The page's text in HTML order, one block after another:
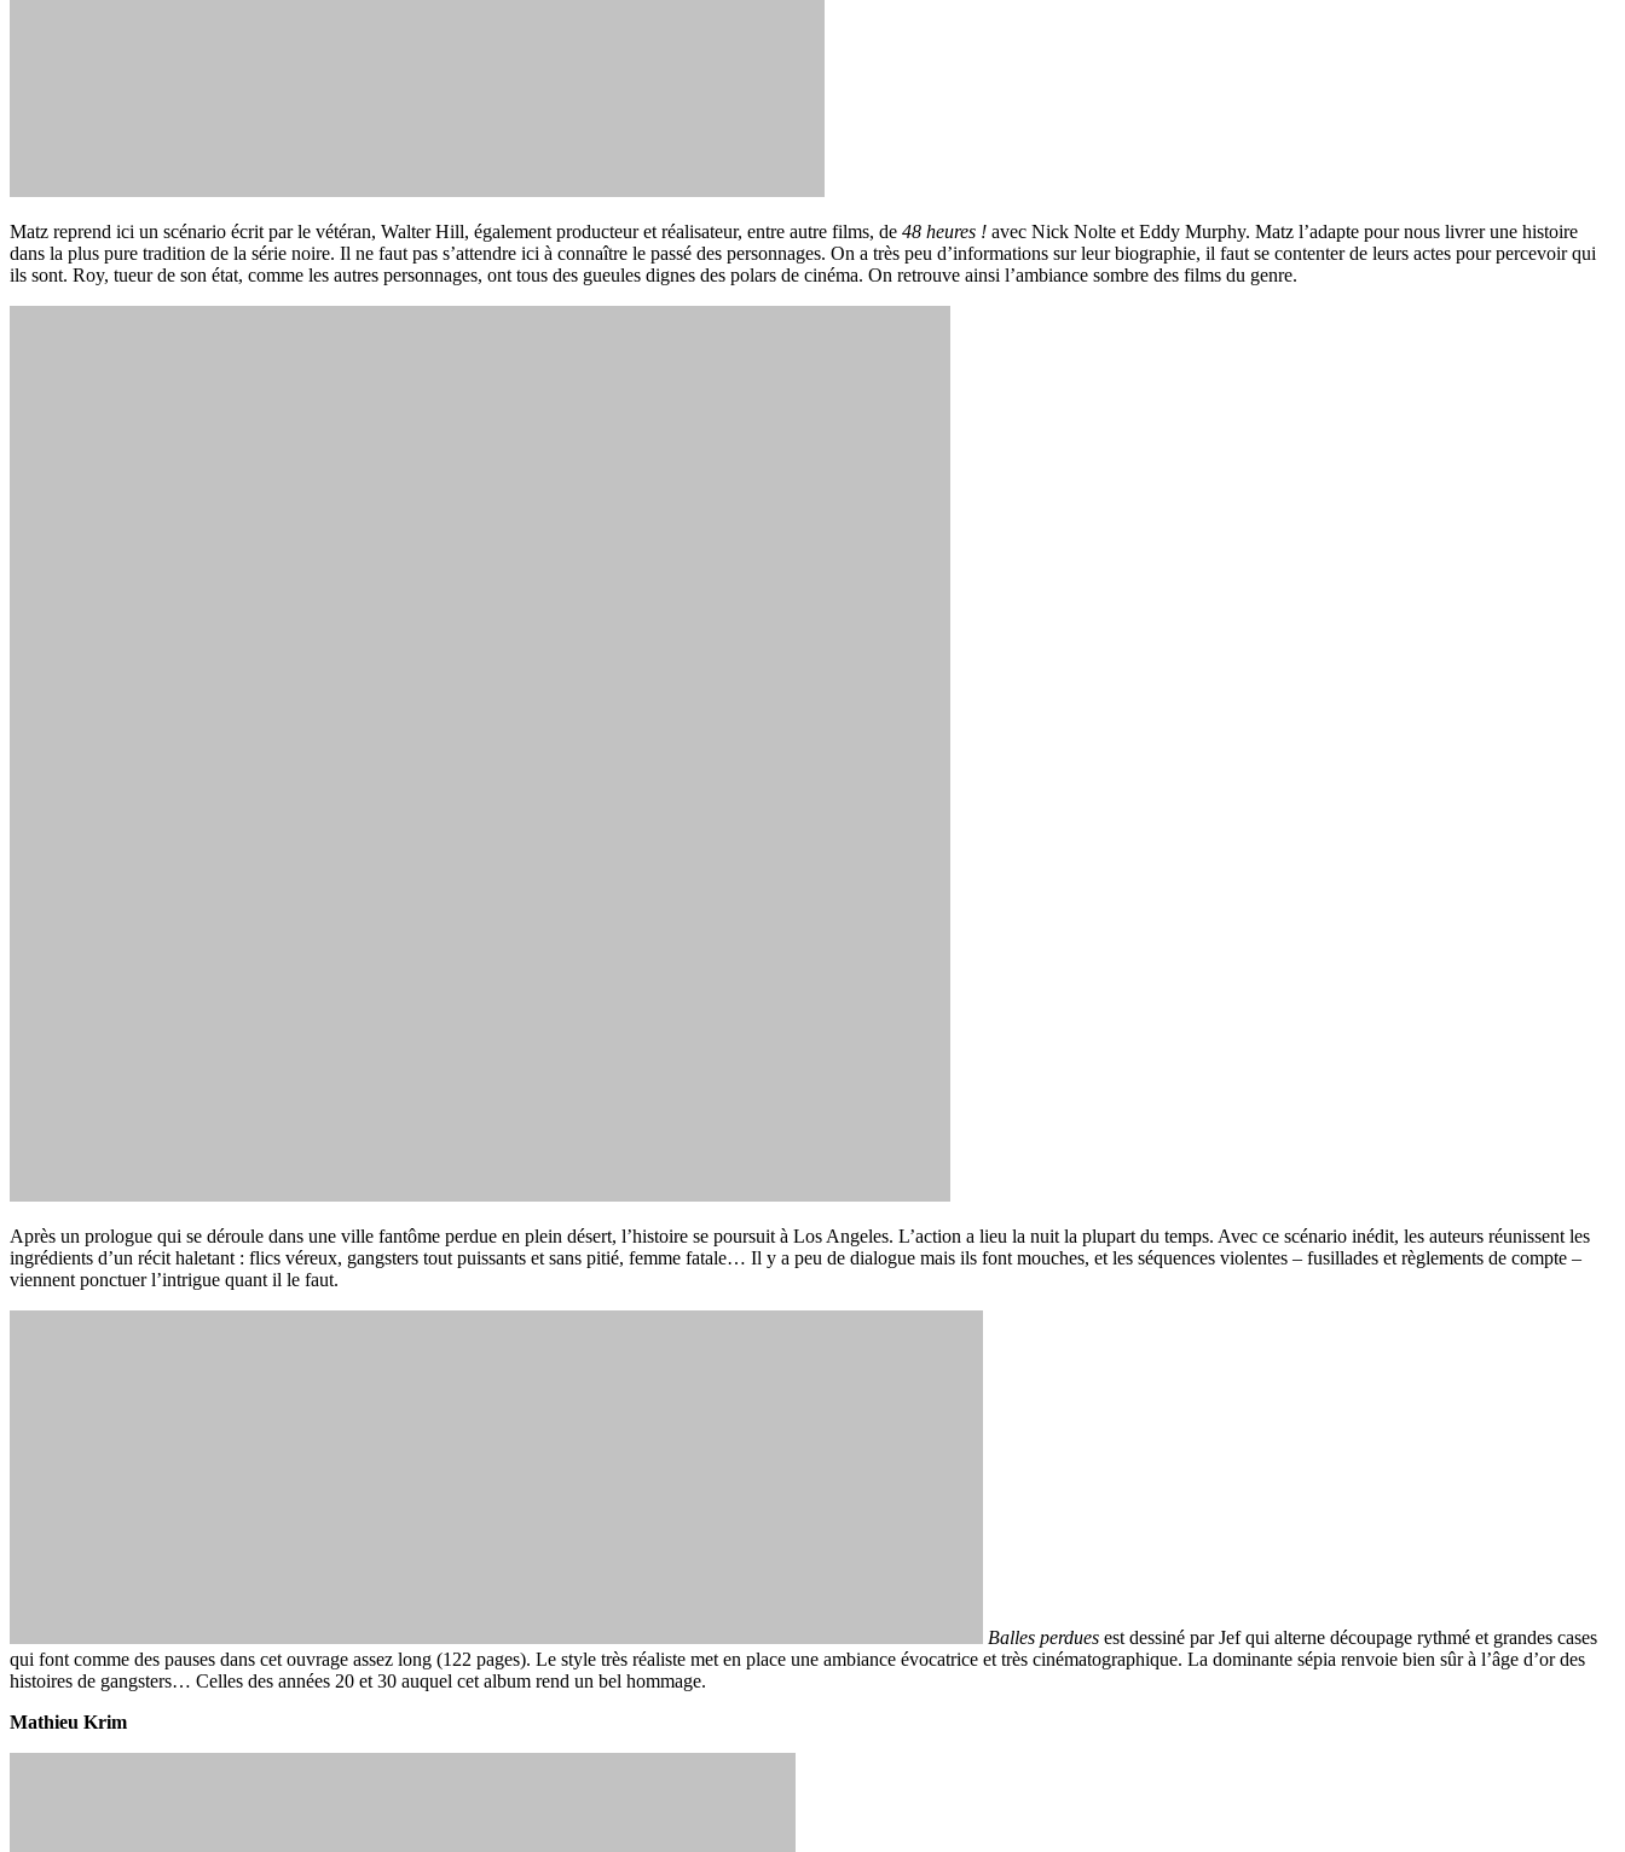
Matz reprend ici un scénario écrit par le vétéran, Walter Hill, également producteur et réalisateur, entre autre films, de 48 heures ! avec Nick Nolte et Eddy Murphy. Matz l’adapte pour nous livrer une histoire
dans la plus pure tradition de la série noire. Il ne faut pas s’attendre ici à connaître le passé des personnages. On a très peu d’informations sur leur biographie, il faut se contenter de leurs actes pour percevoir qui
ils sont. Roy, tueur de son état, comme les autres personnages, ont tous des gueules dignes des polars de cinéma. On retrouve ainsi l’ambiance sombre des films du genre.
Après un prologue qui se déroule dans une ville fantôme perdue en plein désert, l’histoire se poursuit à Los Angeles. L’action a lieu la nuit la plupart du temps. Avec ce scénario inédit, les auteurs réunissent les
ingrédients d’un récit haletant : flics véreux, gangsters tout puissants et sans pitié, femme fatale… Il y a peu de dialogue mais ils font mouches, et les séquences violentes – fusillades et règlements de compte –
viennent ponctuer l’intrigue quant il le faut.
Balles perdues est dessiné par Jef qui alterne découpage rythmé et grandes cases
qui font comme des pauses dans cet ouvrage assez long (122 pages). Le style très réaliste met en place une ambiance évocatrice et très cinématographique. La dominante sépia renvoie bien sûr à l’âge d’or des
histoires de gangsters… Celles des années 20 et 30 auquel cet album rend un bel hommage.
Mathieu Krim